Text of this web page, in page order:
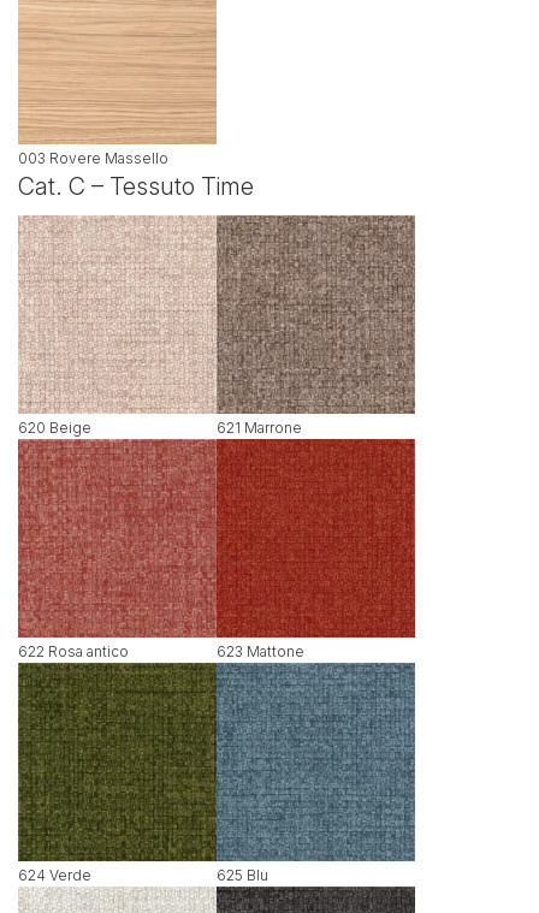
003 Rovere Massello
Cat. C – Tessuto Time
620 Beige 621 Marrone
622 Rosa antico 623 Mattone
624 Verde 625 Blu